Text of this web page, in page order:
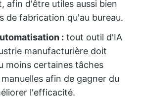
afin d'être utiles aussi bien
de fabrication qu'au bureau.
: tout outil d'IA
manufacturière doit
moins certaines tâches
afin de gagner du
l'efficacité.